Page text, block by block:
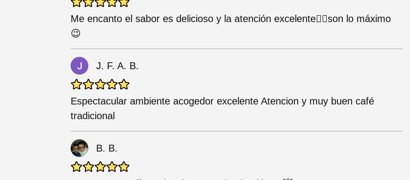
Me encanto el sabor es delicioso y la atención excelente👌🏻son lo máximo
😉
J. F. A. B.
Espectacular ambiente acogedor excelente Atencion y muy buen café
tradicional
B. B.